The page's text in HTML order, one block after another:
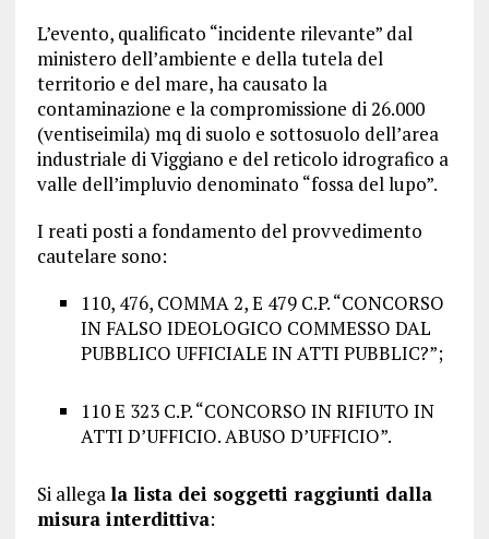
L’evento, qualificato “incidente rilevante” dal
ministero dell’ambiente e della tutela del
territorio e del mare, ha causato la
contaminazione e la compromissione di 26.000
(ventiseimila) mq di suolo e sottosuolo dell’area
industriale di Viggiano e del reticolo idrografico a
valle dell’impluvio denominato “fossa del lupo”.
I reati posti a fondamento del provvedimento
cautelare sono:
110, 476, COMMA 2, E 479 C.P. “CONCORSO
IN FALSO IDEOLOGICO COMMESSO DAL
PUBBLICO UFFICIALE IN ATTI PUBBLIC?”;
110 E 323 C.P. “CONCORSO IN RIFIUTO IN
ATTI D’UFFICIO. ABUSO D’UFFICIO”.
Si allegala lista dei soggetti raggiunti dalla
misura interdittiva: